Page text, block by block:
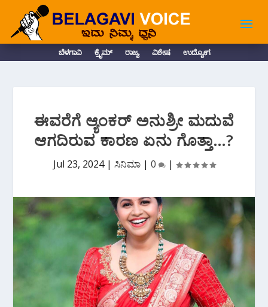
ಬೆಳಗಾವಿ ಕ್ರೈಮ್ ರಾಜ್ಯ ವಿಶೇಷ ಉದ್ಯೋಗ
ಈವರೆಗೆ ಆ್ಯಂಕರ್ ಅನುಶ್ರೀ ಮದುವೆ
ಆಗದಿರುವ ಕಾರಣ ಏನು ಗೊತ್ತಾ…?
Jul 23, 2024| ಸಿನಿಮಾ| 0 |